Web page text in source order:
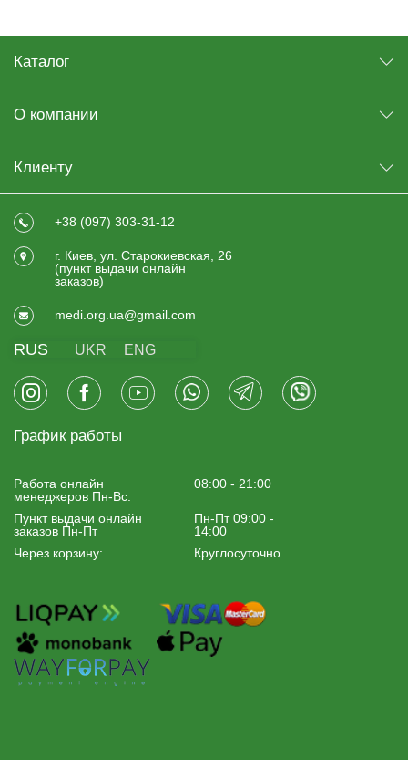
Каталог
О компании
Клиенту
+38 (097) 303-31-12
г. Киев, ул. Старокиевская, 26
(пункт выдачи онлайн
заказов)
medi.org.ua@gmail.com
RUS UKR ENG
График работы
Работа онлайн
менеджеров Пн-Вс:
08:00 - 21:00
Пункт выдачи онлайн
заказов Пн-Пт
Пн-Пт 09:00 -
14:00
Через корзину:
Круглосуточно